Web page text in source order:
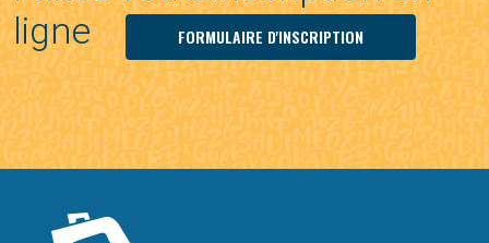
ligne
FORMULAIRE D'INSCRIPTION